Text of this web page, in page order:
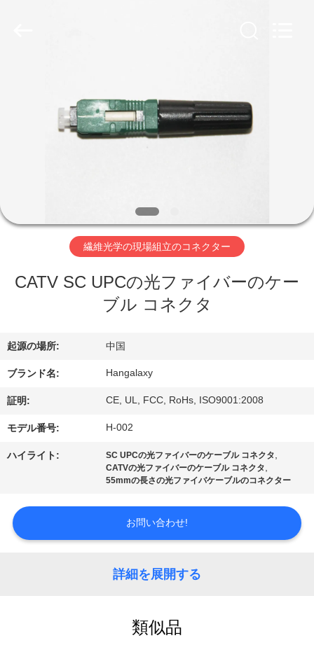
ク
ビ
オ
私
達
に
い
て
繊維光学の現場組立のコネクター
CATV SC UPCの光ファイバーのケー
ブル コネクタ
起源の場所: 中国
ブランド名: Hangalaxy
証明: CE, UL, FCC, RoHs, ISO9001:2008
モデル番号: H-002
ハイライト: SC UPCの光ファイバーのケーブル コネクタ,
CATVの光ファイバーのケーブル コネクタ,
55mmの長さの光ファイバケーブルのコネクター
お問い合わせ!
詳細を展開する
類似品